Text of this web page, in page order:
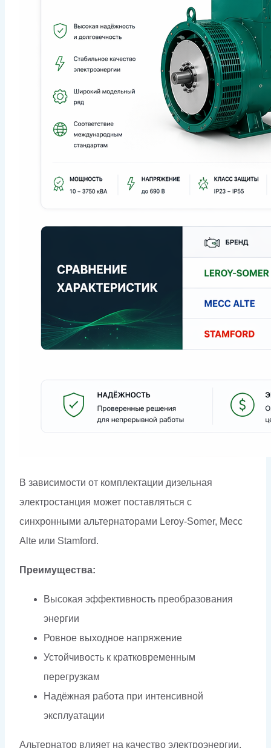
В зависимости от комплектации дизельная
электростанция может поставляться с
синхронными альтернаторами Leroy-Somer, Mecc
Alte или Stamford.
Преимущества:
Высокая эффективность преобразования
энергии
Ровное выходное напряжение
Устойчивость к кратковременным
перегрузкам
Надёжная работа при интенсивной
эксплуатации
Альтернатор влияет на качество электроэнергии,